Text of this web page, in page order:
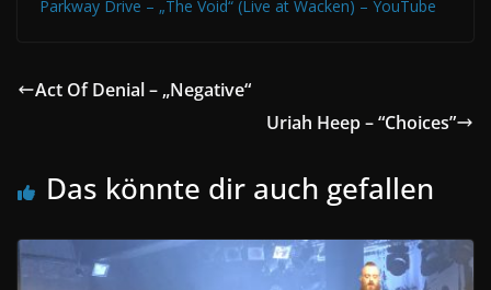
Parkway Drive – „The Void“ (Live at Wacken) – YouTube
Act Of Denial – „Negative“
Uriah Heep – “Choices”
Das könnte dir auch gefallen